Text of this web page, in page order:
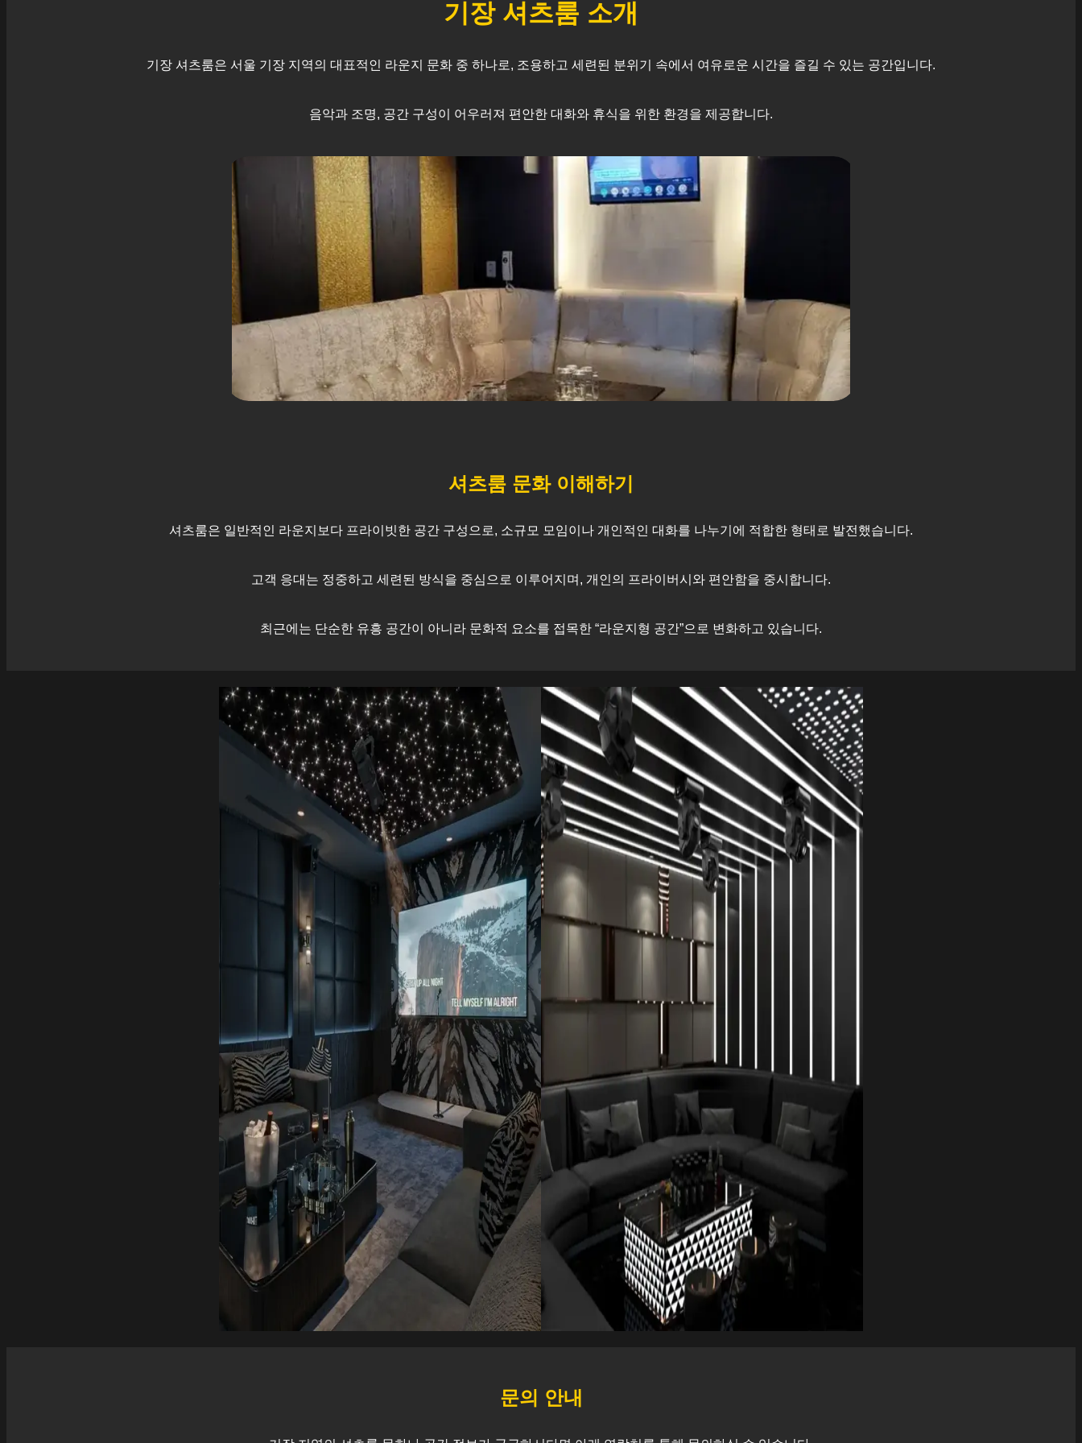
기장셔츠룸 소개
기장 셔츠룸은 서울 기장 지역의 대표적인 라운지 문화 중 하나로, 조용하고 세련된 분위기 속에서 여유로운 시간을 즐길 수 있는 공간입니다.
음악과 조명, 공간 구성이 어우러져 편안한 대화와 휴식을 위한 환경을 제공합니다.
셔츠룸 문화 이해하기
셔츠룸은 일반적인 라운지보다 프라이빗한 공간 구성으로, 소규모 모임이나 개인적인 대화를 나누기에 적합한 형태로 발전했습니다.
고객 응대는 정중하고 세련된 방식을 중심으로 이루어지며, 개인의 프라이버시와 편안함을 중시합니다.
최근에는 단순한 유흥 공간이 아니라 문화적 요소를 접목한 “라운지형 공간”으로 변화하고 있습니다.
문의 안내